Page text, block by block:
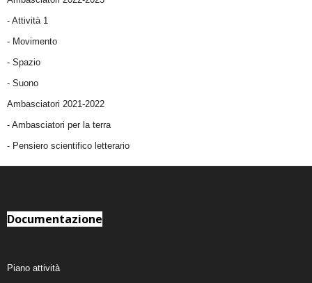
- Attività 1
- Movimento
- Spazio
- Suono
Ambasciatori 2021-2022
- Ambasciatori per la terra
- Pensiero scientifico letterario
Documentazione
Piano attività